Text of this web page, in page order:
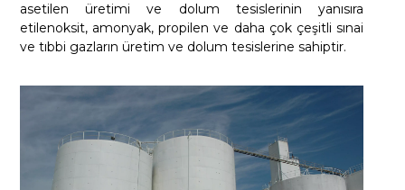
asetilen üretimi ve dolum tesislerinin yanısıra
etilenoksit, amonyak, propilen ve daha çok çeşitli sınai
ve tıbbi gazların üretim ve dolum tesislerine sahiptir.